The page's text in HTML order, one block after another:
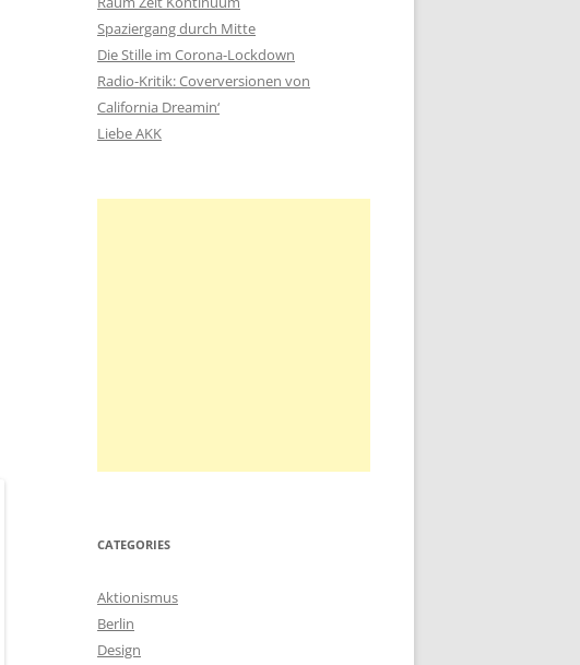
n
a
c
h
:
Spaziergang durch Mitte
Die Stille im Corona-Lockdown
Radio-Kritik: Coverversionen von
California Dreamin‘
Liebe AKK
CATEGORIES
Aktionismus
Berlin
Design